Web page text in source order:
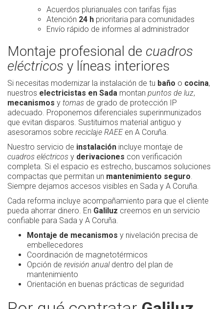
Acuerdos plurianuales con tarifas fijas
Atención 24 h prioritaria para comunidades
Envío rápido de informes al administrador
Montaje profesional de cuadros
eléctricos y líneas interiores
Si necesitas modernizar la instalación de tu baño o cocina,
nuestros electricistas en Sada montan puntos de luz,
mecanismos y tomas de grado de protección IP
adecuado. Proponemos diferenciales superinmunizados
que evitan disparos. Sustituimos material antiguo y
asesoramos sobre reciclaje RAEEen A Coruña.
Nuestro servicio de instalación incluye montaje de
cuadros eléctricos y derivaciones con verificación
completa. Si el espacio es estrecho, buscamos soluciones
compactas que permitan un mantenimiento seguro.
Siempre dejamos accesos visibles en Sada y A Coruña.
Cada reforma incluye acompañamiento para que el cliente
pueda ahorrar dinero. En Galiluz creemos en un servicio
confiable para Sada y A Coruña.
Montaje de mecanismos y nivelación precisa de
embellecedores
Coordinación de magnetotérmicos
Opción de revisión anualdentro del plan de
mantenimiento
Orientación en buenas prácticas de seguridad